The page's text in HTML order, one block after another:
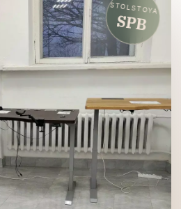
STOLSTOYA
SPB